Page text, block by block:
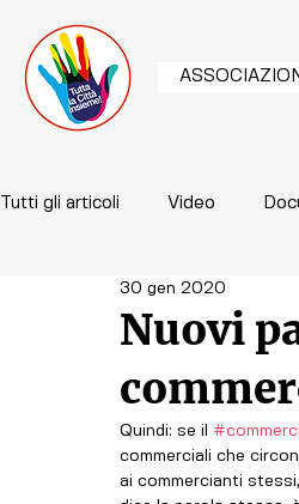
Tutti gli articoli Video
Nuovi
30 gen 2020
Quindi: se il
commerciali che
ai commercianti